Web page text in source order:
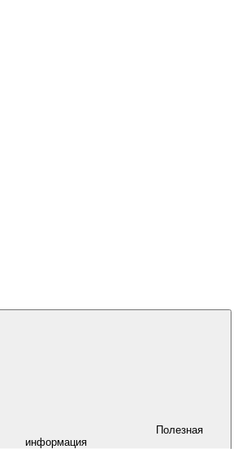
Полезная
информация